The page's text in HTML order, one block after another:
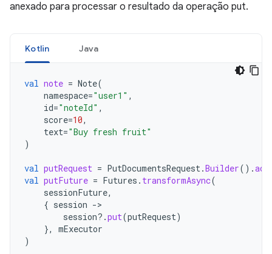
anexado para processar o resultado da operação put.
Kotlin Java
val note = Note(
namespace="user1" ,
id="noteId" ,
score=10,
text="Buy fresh fruit"
)
val putRequest = PutDocumentsRequest.Builder().
val putFuture = Futures . transformAsync(
sessionFuture,
{ session -
session?.put(putRequest)
},
mExecutor
)